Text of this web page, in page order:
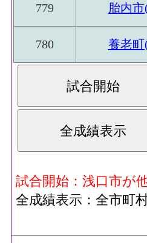
779 胎内
780 養老
試合開始：浅口市が
全成績表示：全市町